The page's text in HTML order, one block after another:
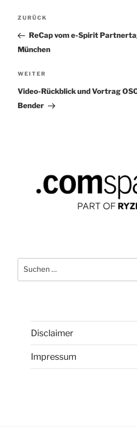
Vorheriger
Beitrag
ZURÜCK
ReCap vom e-Spirit
München
Nächster
Beitrag
WEITER
Video-Rückblick und Vortrag
Bender
Suchen
nach:
Disclaimer
Impressum